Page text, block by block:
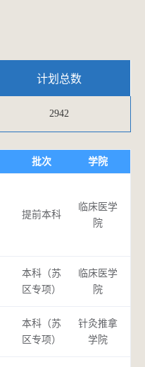
计划总数
2942
批次 学院
提前本科
临床医学
院
本科（苏
区专项）
临床医学
院
本科（苏
区专项）
针灸推拿
学院